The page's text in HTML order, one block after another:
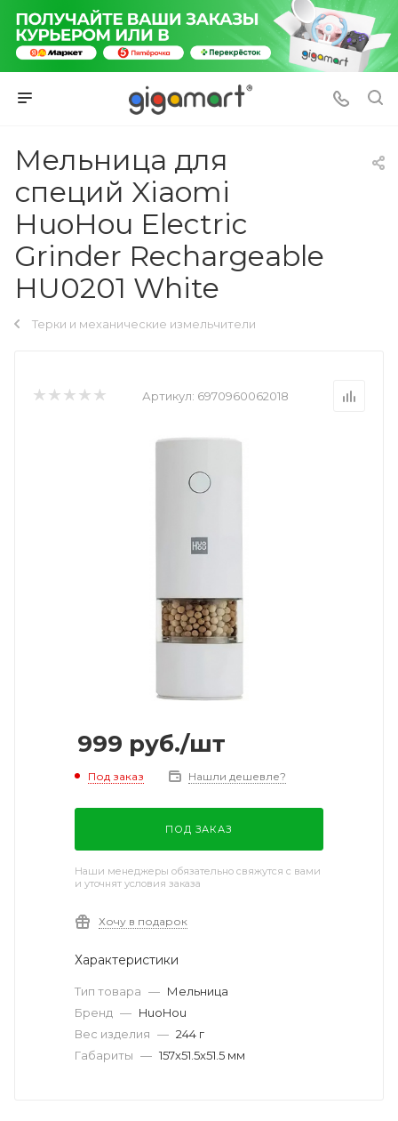
Мельница для
специй Xiaomi
HuoHou Electric
Grinder Rechargeable
HU0201 White
Терки и механические измельчители
Артикул: 6970960062018
999 руб./шт
Под заказ Нашли дешевле?
ПОД ЗАКАЗ
Наши менеджеры обязательно свяжутся с вами
и уточнят условия заказа
Хочу в подарок
Характеристики
Тип товара — Мельница
Бренд — HuoHou
Вес изделия — 244 г
Габариты — 157x51.5x51.5 мм